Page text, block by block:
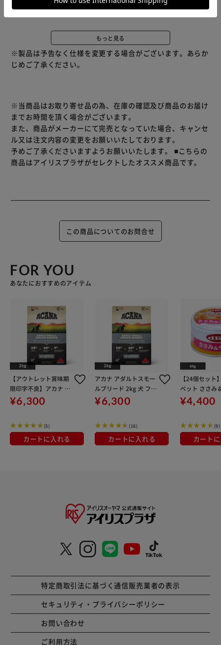
【牛肉＆チーズ】・粗挽きにした牛肉に、鶏ささみと鶏肉、
・角切りチーズにはカルシウムが含まれています。
【牛肉＆さつまいも】・挽きにした牛肉に、鶏ささみと鶏
肉、鶏レバー、鶏ハツ、皮付きさつまいもを加えました。
【牛肉＆軟骨】・粗挽きにした牛肉に、鶏ささみと鶏肉、鶏
レバー、鶏ハツ、豚軟骨を加えました。
・軟骨にはカルシウムやコラーゲンが含まれています。
【ささみ＆チーズ】・たんぱく質を含む鶏ささみを粗挽きに
・さつまいもの皮部にはカルシウムが含まれています。
し、豚軟骨を加えました。
・軟骨にはカルシウムやコラーゲンが含まれています。
【ささみのスープ煮】・たんぱく質を含む鶏ささみを食べや
すい大きさにカットして、じっくり煮込みました。
・栄養素や旨味成分が含まれているスープと併せて与えてく
ださい。
【鶏肉のスープ煮】・必須アミノ酸を含む鶏胸肉を角切りに
して、じっくり煮込みました。
・栄養素や旨味成分が含まれているスープも併せて与えてく
ださい。
【鶏レバーのスープ煮】・鉄分やビタミンAを含む鶏レバー
を食べやすい大きさにカットして、じっくり煮込みました。
・栄養素や旨味成分が含まれているスープも併せて与えてく
【シニア犬 ささみ＆すりおろし野菜】・鶏ささみのミンチ
・高齢期の健康に配慮してグルコサミン、EPA・DHA配合。
【シニア犬 ささみ＆さつまいも】・鶏ささみのミンチに食
物繊維を含むさつまいもを皮付きのまま加え、食べやすいや
わらかさに仕上げました。
・高齢期の健康に配慮してグルコサミン、EPA・DHAも配
もっと見る
※製品は予告なく仕様を変更する場合がございます。あらか
じめご了承ください。
※当商品はお取り寄せ品の為、在庫の確認及び商品のお届け
までお時間を頂く場合がございます。
また、商品がメーカーにて完売となっていた場合、キャンセ
ル又は注文内容の変更をお願いいたしております。
予めご了承くださいますようお願いいたします。 ■こちらの
商品はアイリスプラザがセレクトしたオススメ商品です。
この商品についてのお問合せ
FOR YOU
あなたにおすすめのアイテム
【アウトレット賞味期
限印字不良】アカナ ア
ダルトスモールブリー
ド 2kg
¥6,300
(5)
カートに入れる
アカナ アダルトスモー
ルブリード 2kg 犬 フー
ド
¥6,300
(16)
カートに入れる
【24個セット
ペット ささみ
85g×24 dbf
¥4,400
(9)
カート
特定商取引法に基づく通信販売業者の表示
セキュリティ・プライバシーポリシー
お問い合わせ
ご利用方法